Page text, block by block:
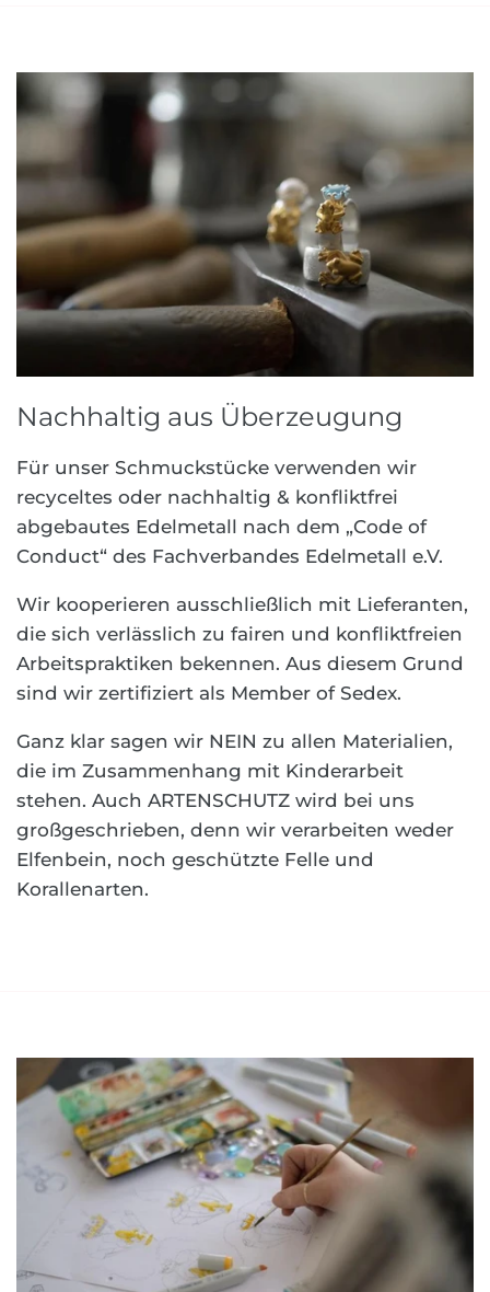
Nachhaltig aus Überzeugung
Für unser Schmuckstücke verwenden wir
recyceltes oder nachhaltig & konfliktfrei
abgebautes Edelmetall nach dem „Code of
Conduct“ des Fachverbandes Edelmetall e.V.
Wir kooperieren ausschließlich mit Lieferanten,
die sich verlässlich zu fairen und konfliktfreien
Arbeitspraktiken bekennen. Aus diesem Grund
sind wir zertifiziert als Member of Sedex.
Ganz klar sagen wir NEIN zu allen Materialien,
die im Zusammenhang mit Kinderarbeit
stehen. Auch ARTENSCHUTZ wird bei uns
großgeschrieben, denn wir verarbeiten weder
Elfenbein, noch geschützte Felle und
Korallenarten.